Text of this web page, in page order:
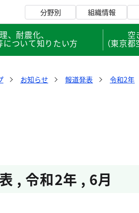
分野別 組織情報
、耐震化、
について知りたい方
空
（東京
お知らせ 報道発表 令和2年
, 令和2年 , 6月